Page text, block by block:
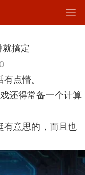
搞定
点懵。
还得常备一个计算
有意思的，而且也